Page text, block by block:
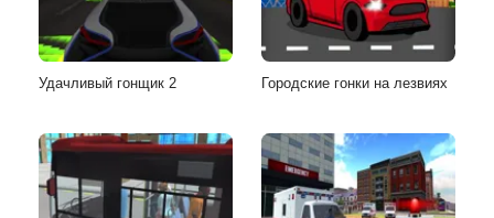
Удачливый гонщик 2 Городские гонки на лезвиях